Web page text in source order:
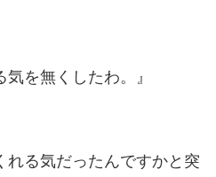
を無くしたわ。』
れる気だったんですかと突